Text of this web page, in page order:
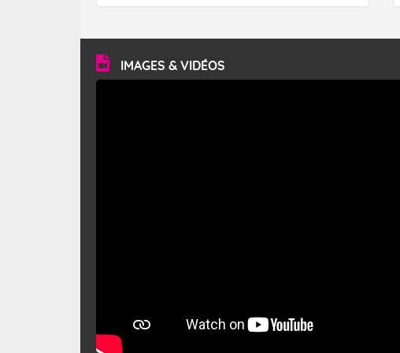
forêt. Mais qu'est-ce que le mistral ? Quelles sont ses
vitesse moyenne de 50 km/h et atteindre 80 à 100 km/h
en rafales, parfois davantage. Il parcourt la basse vallée
du Rhône et la Provence et envahit le littoral
méditerranéen à partir de la Camargue.
IMAGES & VIDÉOS